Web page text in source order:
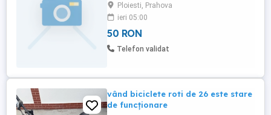
Ploiesti, Prahova
ieri 05:00
50 RON
Telefon validat
vând biciclete roti de 26 este stare
de funcționare